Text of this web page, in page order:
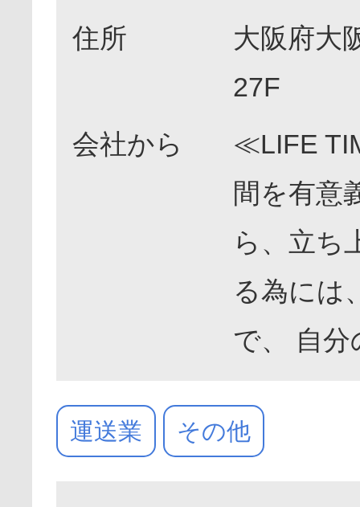
住所
大阪府大
27F
会社から
≪LIFE
間を有意
ら、立ち
る為には
で、 自
運送業 その他